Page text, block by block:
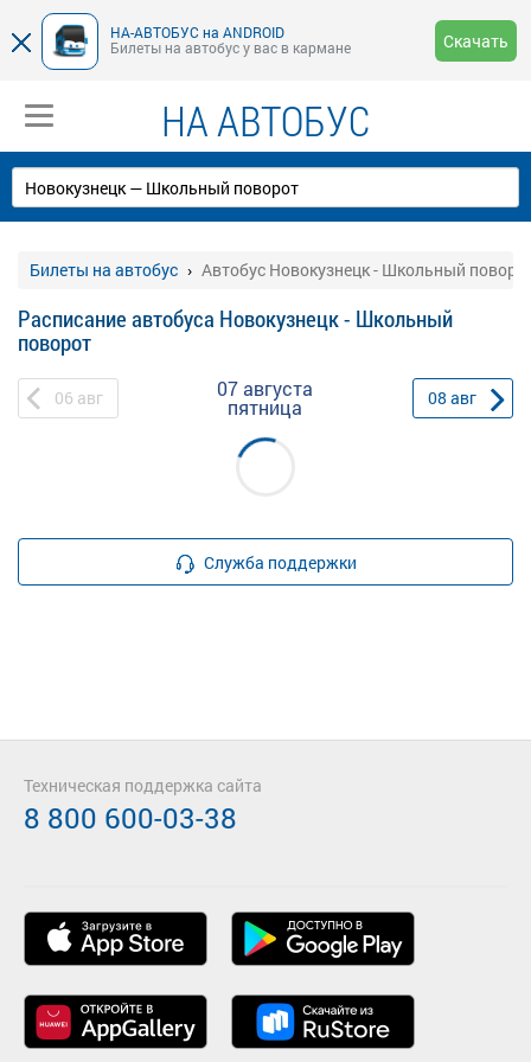
НА-АВТОБУС на ANDROID
Билеты на автобус у вас в кармане
Скачать
НА АВТОБУС
Билеты на автобус Автобус Новокузнецк - Школьный
Расписание автобуса Новокузнецк - Школьный
поворот
06 авг 07 августа
пятница 08 авг
Служба поддержки
Техническая поддержка сайта
8 800 600-03-38